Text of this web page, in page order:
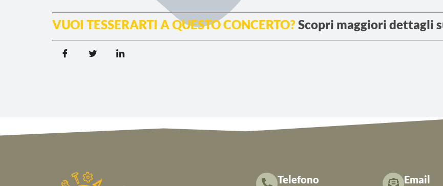
VUOI TESSERARTI A QUESTO CONCERTO?Scopri maggiori dettagli
Telefono Email